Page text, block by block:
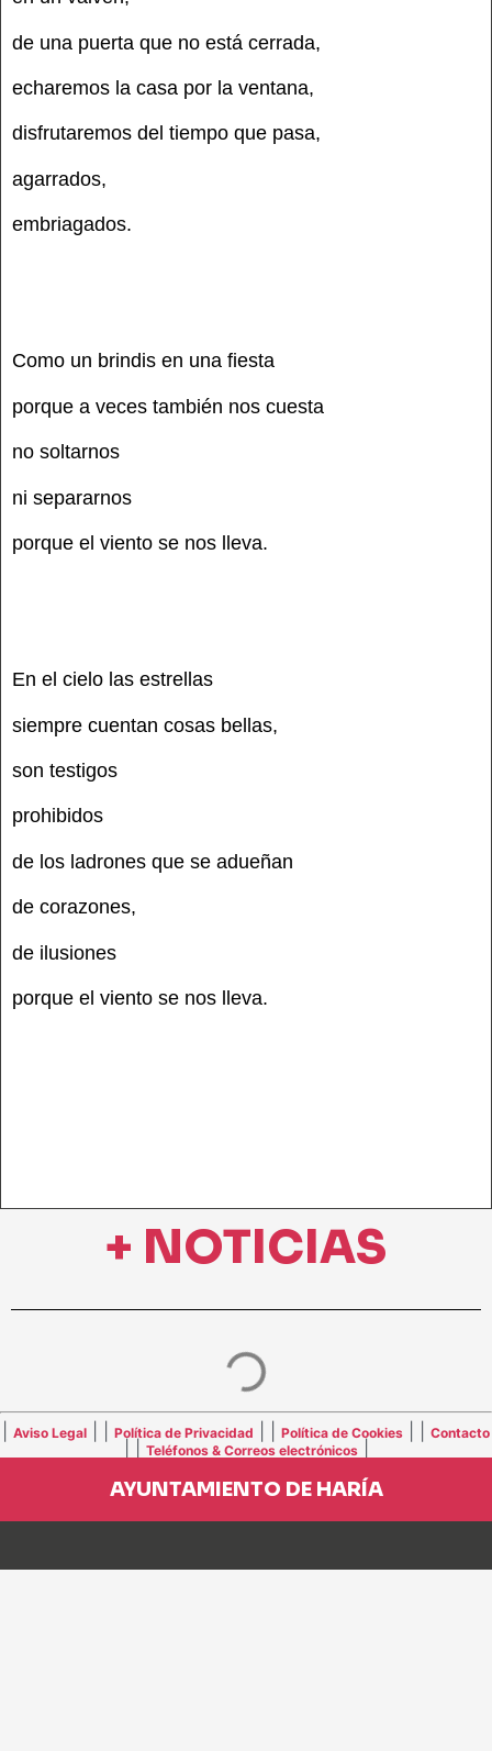
de una puerta que no está cerrada,
echaremos la casa por la ventana,
disfrutaremos del tiempo que pasa,
agarrados,
embriagados.
Como un brindis en una fiesta
porque a veces también nos cuesta
no soltarnos
ni separarnos
porque el viento se nos lleva.
En el cielo las estrellas
siempre cuentan cosas bellas,
son testigos
prohibidos
de los ladrones que se adueñan
de corazones,
de ilusiones
porque el viento se nos lleva.
+ NOTICIAS
Aviso Legal Política de Privacidad Política de Cookies Contacto
Teléfonos & Correos electrónicos|
AYUNTAMIENTO DE HARÍA